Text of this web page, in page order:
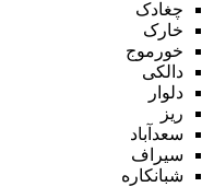
چغادک
خارک
خورموج
دالکی
دلوار
ریز
سعدآباد
سیراف
شبانکاره